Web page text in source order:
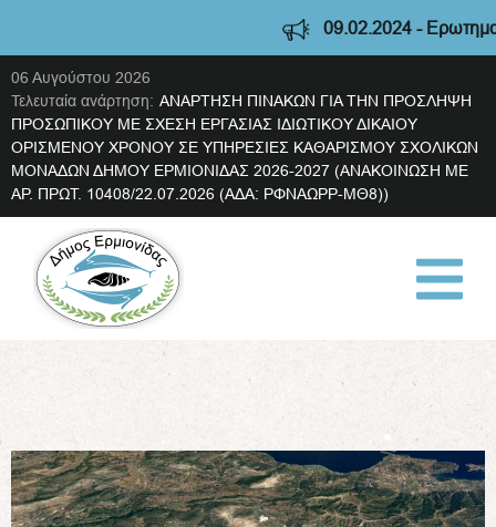
09.02.2024 -
06 Αυγούστου 2026
Τελευταία ανάρτηση: ΑΝΑΡΤΗΣΗ ΠΙΝΑΚΩΝ ΓΙΑ ΤΗΝ ΠΡΟΣΛΗΨΗ
ΠΡΟΣΩΠΙΚΟΥ ΜΕ ΣΧΕΣΗ ΕΡΓΑΣΙΑΣ ΙΔΙΩΤΙΚΟΥ ΔΙΚΑΙΟΥ
ΟΡΙΣΜΕΝΟΥ ΧΡΟΝΟΥ ΣΕ ΥΠΗΡΕΣΙΕΣ ΚΑΘΑΡΙΣΜΟΥ ΣΧΟΛΙΚΩΝ
ΜΟΝΑΔΩΝ ΔΗΜΟΥ ΕΡΜΙΟΝΙΔΑΣ 2026-2027 (ΑΝΑΚΟΙΝΩΣΗ ΜΕ
ΑΡ. ΠΡΩΤ. 10408/22.07.2026 (ΑΔΑ: ΡΦΝΑΩΡΡ-ΜΘ8))